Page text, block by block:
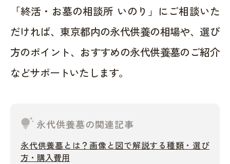
「終活・お墓の相談所 いのり」にご相談いた
だければ、東京都内の永代供養の相場や、選び
方のポイント、おすすめの永代供養墓のご紹介
などサポートいたします。
tips_and_updates 永代供養墓の関連記事
永代供養墓とは？画像と図で解説する種類・選び
方・購入費用